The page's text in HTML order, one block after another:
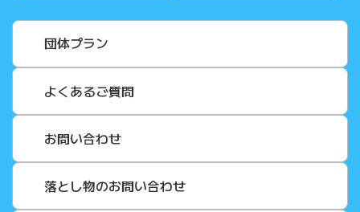
団体プラン
よくあるご質問
お問い合わせ
落とし物のお問い合わせ